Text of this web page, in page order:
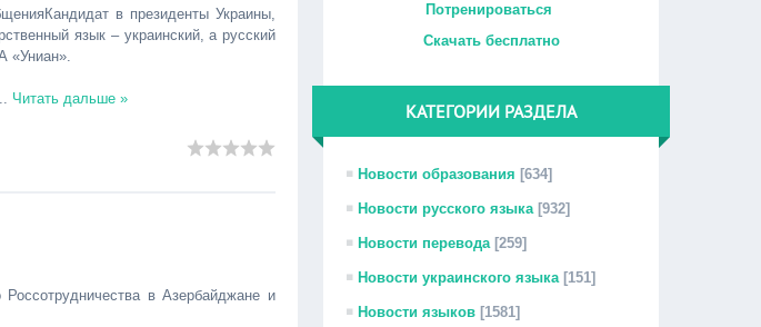
в президенты Украины,
язык – украинский, а русский
«Униан».
Читать дальше »
в Азербайджане и
Потренироваться
Скачать бесплатно
КАТЕГОРИИ РАЗДЕЛА
Новости образования [634]
Новости русского языка [932]
Новости перевода [259]
Новости украинского языка [151]
Новости языков [1581]